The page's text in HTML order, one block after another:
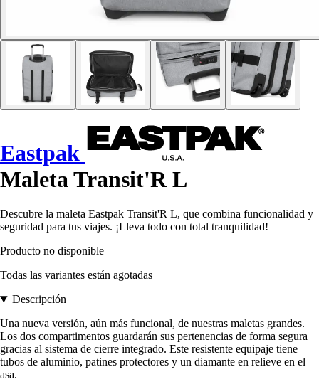
Eastpak
Maleta Transit'R L
Descubre la maleta Eastpak Transit'R L, que combina funcionalidad y
seguridad para tus viajes. ¡Lleva todo con total tranquilidad!
Producto no disponible
Todas las variantes están agotadas
Descripción
Una nueva versión, aún más funcional, de nuestras maletas grandes.
Los dos compartimentos guardarán sus pertenencias de forma segura
gracias al sistema de cierre integrado. Este resistente equipaje tiene
tubos de aluminio, patines protectores y un diamante en relieve en el
asa.